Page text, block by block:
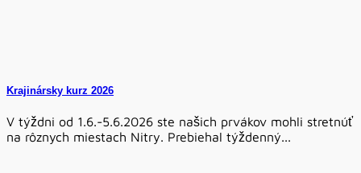
Krajinársky kurz 2026
V týždni od 1.6.-5.6.2026 ste našich prvákov mohli stretnúť
na rôznych miestach Nitry. Prebiehal týždenný...